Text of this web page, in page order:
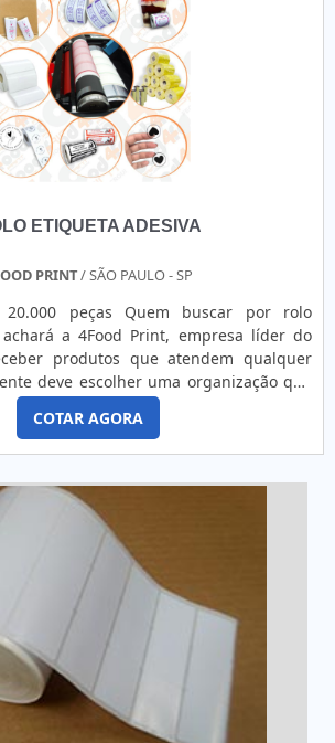
ETIQUETA ADESIVA
PRINT/ SÃO PAULO - SP
peças Quem buscar por rolo
a 4Food Print, empresa líder do
produtos que atendem qualquer
deve escolher uma organização que
bom suporte pré-venda e tenha ampla
a questão é rolo etiqueta
Print o cliente obterá proteção e
COTAR AGORA